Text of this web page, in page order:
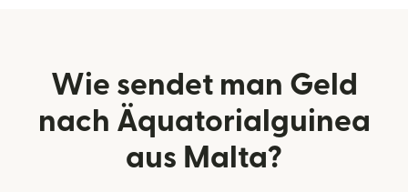
Wie sendet man Geld
nach Äquatorialguinea
aus Malta?